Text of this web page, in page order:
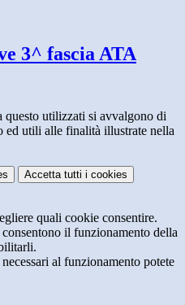
3^ fascia ATA
questo utilizzati si avvalgono di
ed utili alle finalità illustrate nella
Accetta tutti i cookies
quali cookie consentire.
il funzionamento della
al funzionamento potete